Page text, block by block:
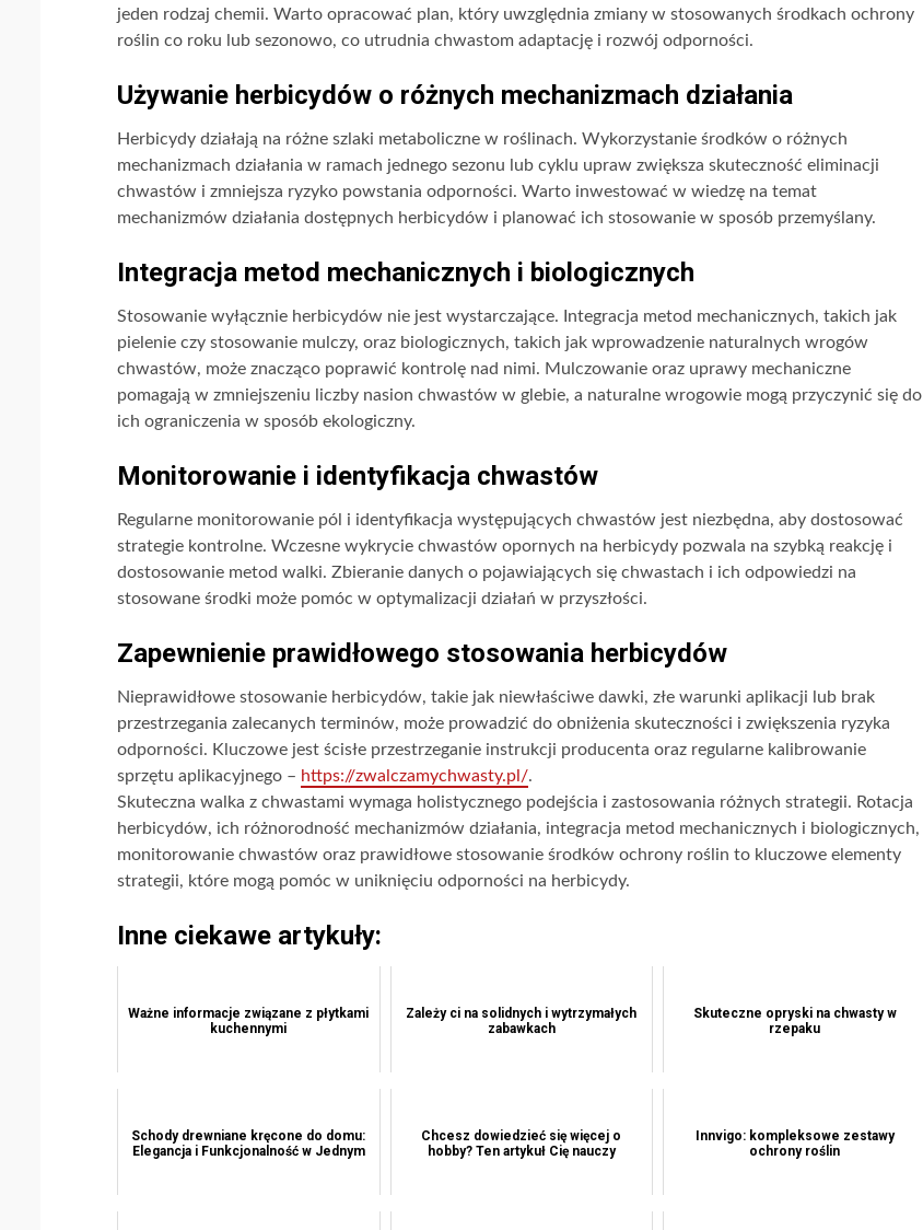
jeden rodzaj chemii. Warto opracować plan, który uwzględnia zmiany w stosowanych środkach ochrony
roślin co roku lub sezonowo, co utrudnia chwastom adaptację i rozwój odporności.
Używanie herbicydów o różnych mechanizmach działania
Herbicydy działają na różne szlaki metaboliczne w roślinach. Wykorzystanie środków o różnych
mechanizmach działania w ramach jednego sezonu lub cyklu upraw zwiększa skuteczność eliminacji
chwastów i zmniejsza ryzyko powstania odporności. Warto inwestować w wiedzę na temat
mechanizmów działania dostępnych herbicydów i planować ich stosowanie w sposób przemyślany.
Integracja metod mechanicznych i biologicznych
Stosowanie wyłącznie herbicydów nie jest wystarczające. Integracja metod mechanicznych, takich jak
pielenie czy stosowanie mulczy, oraz biologicznych, takich jak wprowadzenie naturalnych wrogów
chwastów, może znacząco poprawić kontrolę nad nimi. Mulczowanie oraz uprawy mechaniczne
pomagają w zmniejszeniu liczby nasion chwastów w glebie, a naturalne wrogowie mogą przyczynić się do
ich ograniczenia w sposób ekologiczny.
Monitorowanie i identyfikacja chwastów
Regularne monitorowanie pól i identyfikacja występujących chwastów jest niezbędna, aby dostosować
strategie kontrolne. Wczesne wykrycie chwastów opornych na herbicydy pozwala na szybką reakcję i
dostosowanie metod walki. Zbieranie danych o pojawiających się chwastach i ich odpowiedzi na
stosowane środki może pomóc w optymalizacji działań w przyszłości.
Zapewnienie prawidłowego stosowania herbicydów
Nieprawidłowe stosowanie herbicydów, takie jak niewłaściwe dawki, złe warunki aplikacji lub brak
przestrzegania zalecanych terminów, może prowadzić do obniżenia skuteczności i zwiększenia ryzyka
odporności. Kluczowe jest ścisłe przestrzeganie instrukcji producenta oraz regularne kalibrowanie
sprzętu aplikacyjnego – https://zwalczamychwasty.pl/.
Skuteczna walka z chwastami wymaga holistycznego podejścia i zastosowania różnych strategii. Rotacja
herbicydów, ich różnorodność mechanizmów działania, integracja metod mechanicznych i biologicznych,
monitorowanie chwastów oraz prawidłowe stosowanie środków ochrony roślin to kluczowe elementy
strategii, które mogą pomóc w uniknięciu odporności na herbicydy.
Inne ciekawe artykuły:
Ważne informacje związane z płytkami
kuchennymi
Zależy ci na solidnych i wytrzymałych
zabawkach
Skuteczne opryski na chwasty w
rzepaku
Schody drewniane kręcone do domu:
Elegancja i Funkcjonalność w Jednym
Chcesz dowiedzieć się więcej o
hobby? Ten artykuł Cię nauczy
Innvigo: kompleksowe zestawy
ochrony roślin